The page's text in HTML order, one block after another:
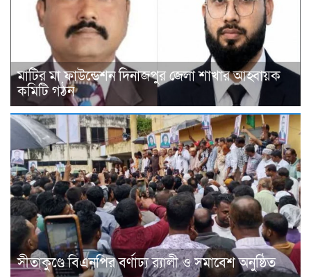
মাটির মা ফাউন্ডেশন দিনাজপুর জেলা শাখার আহ্বায়ক
কমিটি গঠন
সীতাকুণ্ডে বিএনপির বর্ণাঢ্য র‍্যালী ও সমাবেশ অনুষ্ঠিত